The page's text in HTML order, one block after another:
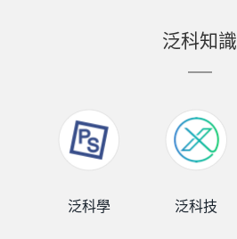
泛科知識
泛科學 泛科技